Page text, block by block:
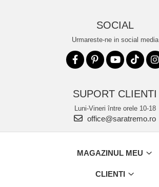
SOCIAL
Urmareste-ne in social media
SUPORT CLIENTI
Luni-Vineri între orele 10-18
office@saratremo.ro
MAGAZINUL MEU
CLIENTI